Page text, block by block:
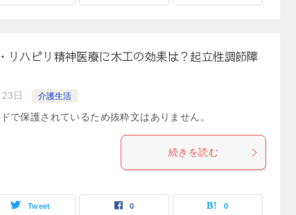
リハビリ精神医療に木工の効果は？起立性調節障
日 介護生活
で保護されているため抜粋文はありません。
続きを読む
Tweet 0 0